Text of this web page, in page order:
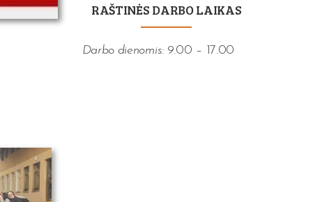
RAŠTINĖS DARBO LAIKAS
Darbo dienomis: 9.00 – 17.00